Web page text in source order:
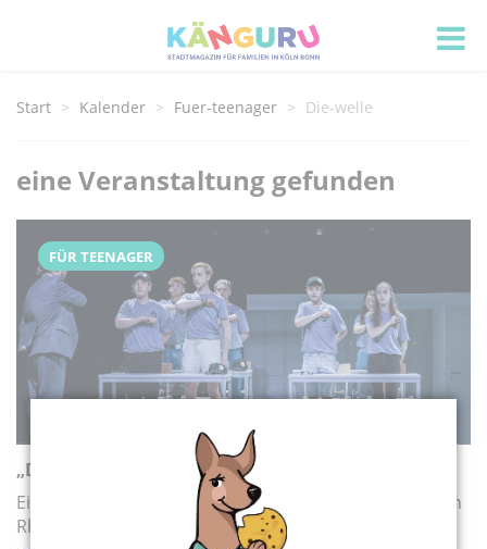
Start Kalender Fuer-teenager Die-welle
eine Veranstaltung gefunden
FÜR TEENAGER
„Die Welle"
Eine Theaterproduktion nach dem Roman von Morton
Rhue für Jugendliche ab 12 Jahren